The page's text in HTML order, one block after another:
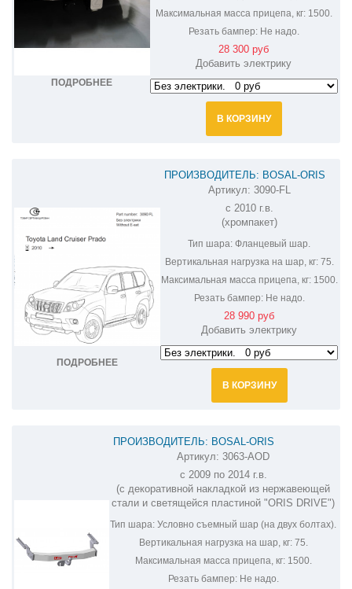
ПОДРОБНЕЕ
Максимальная масса прицепа, кг:1500.
Резать бампер:Не надо.
28 300 руб
Добавить электрику
В КОРЗИНУ
ПОДРОБНЕЕ
ПРОИЗВОДИТЕЛЬ: BOSAL-ORIS
ФАРКОП НА LEXUS GX 460 3090-FL
Артикул: 3090-FL
с 2010 г.в.
(хромпакет)
Тип шара: Фланцевый шар.
Вертикальная нагрузка на шар, кг:75.
Максимальная масса прицепа, кг:1500.
Резать бампер:Не надо.
28 990 руб
Добавить электрику
В КОРЗИНУ
ПРОИЗВОДИТЕЛЬ: BOSAL-ORIS
ФАРКОП НА LEXUS GX 3063-AOD
Артикул: 3063-AOD
с 2009 по 2014 г.в.
(с декоративной накладкой из нержавеющей
стали и светящейся пластиной "ORIS DRIVE")
Тип шара: Условно съемный шар (на двух болтах).
Вертикальная нагрузка на шар, кг:75.
Максимальная масса прицепа, кг:1500.
Резать бампер:Не надо.